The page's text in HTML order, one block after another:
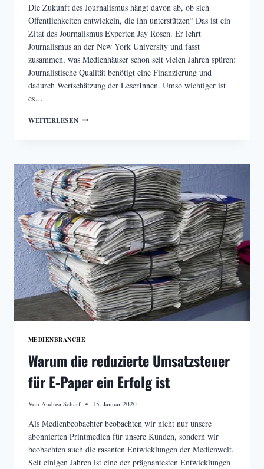
Die Zukunft des Journalismus hängt davon ab, ob sich
Öffentlichkeiten entwickeln, die ihn unterstützen“ Das ist ein
Zitat des Journalismus Experten Jay Rosen. Er lehrt
Journalismus an der New York University und fasst
zusammen, was Medienhäuser schon seit vielen Jahren spüren:
Journalistische Qualität benötigt eine Finanzierung und
dadurch Wertschätzung der LeserInnen. Umso wichtiger ist
es…
WEITERLESENDIE
MEDIENBRANCHE
Warum die reduzierte Umsatzsteuer
für E-Paper ein Erfolg ist
Von Andrea Scharf 15. Januar 2020
Als Medienbeobachter beobachten wir nicht nur unsere
abonnierten Printmedien für unsere Kunden, sondern wir
beobachten auch die rasanten Entwicklungen der Medienwelt.
Seit einigen Jahren ist eine der prägnantesten Entwicklungen